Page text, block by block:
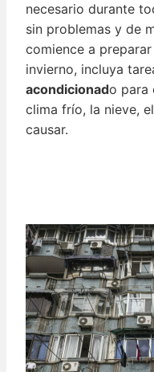
necesario durante
sin problemas y de
comience a
invierno, incluya
acondicionado para
clima frío, la nieve,
causar.